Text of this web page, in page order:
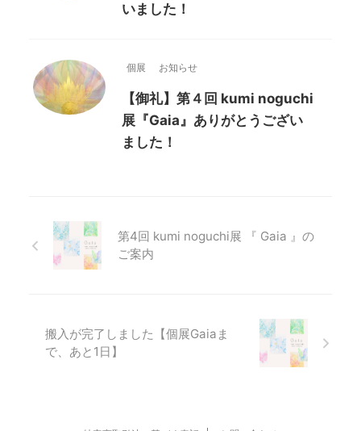
いました！
個展 お知らせ
【御礼】第４回 kumi noguchi
展『Gaia』ありがとうござい
ました！
第4回 kumi noguchi展 『 Gaia 』の
ご案内
搬入が完了しました【個展Gaiaま
で、あと1日】